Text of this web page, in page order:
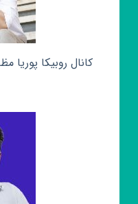
کانال روبیکا پوریا